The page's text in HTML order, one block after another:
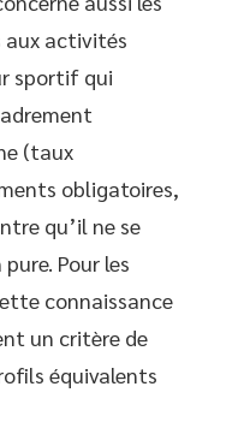
aux activités
sportif qui
(taux
obligatoires,
qu’il ne se
Pour les
connaissance
un critère de
équivalents